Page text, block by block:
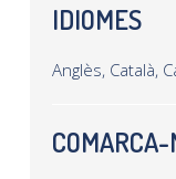
IDIOMES
Anglès, Català,